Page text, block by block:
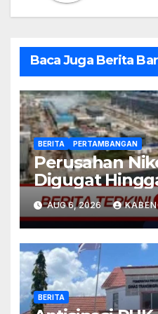
Baca Juga Berita
BERITA PERTAMBANGAN
Perusahan
Digugat
Miliar
AUG 6, 2026
BERITA